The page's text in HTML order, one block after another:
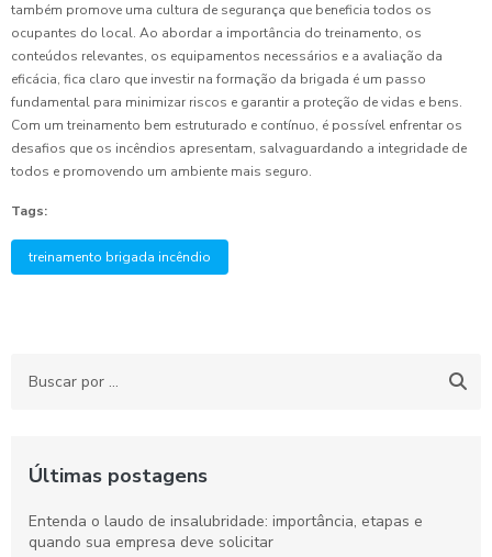
também promove uma cultura de segurança que beneficia todos os
ocupantes do local. Ao abordar a importância do treinamento, os
conteúdos relevantes, os equipamentos necessários e a avaliação da
eficácia, fica claro que investir na formação da brigada é um passo
fundamental para minimizar riscos e garantir a proteção de vidas e bens.
Com um treinamento bem estruturado e contínuo, é possível enfrentar os
desafios que os incêndios apresentam, salvaguardando a integridade de
todos e promovendo um ambiente mais seguro.
Tags:
treinamento brigada incêndio
Últimas postagens
Entenda o laudo de insalubridade: importância, etapas e
quando sua empresa deve solicitar